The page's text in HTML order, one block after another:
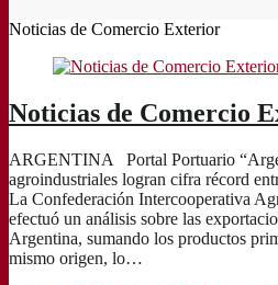
Noticias de Comercio Exterior
Noticias de Comercio
ARGENTINA Portal Portuario
agroindustriales logran cifra récord
La Confederación Intercooperativa
efectuó un análisis sobre las
Argentina, sumando los productos
mismo origen, lo…